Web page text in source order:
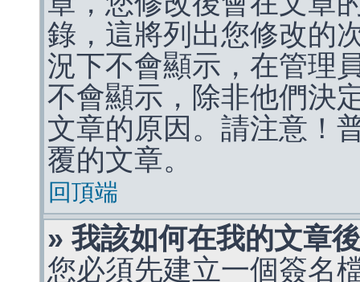
錄，這將列出您修改的
況下不會顯示，在管理
不會顯示，除非他們決
文章的原因。請注意！
覆的文章。
回頂端
» 我該如何在我的文章
您必須先建立一個簽名